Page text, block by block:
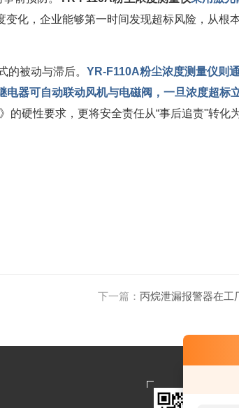
服务
变化，企业能够第一时间发现超标风险，从根
的被动与滞后。YR-F110A粉尘浓度测量仪则
电器可自动联动风机与电磁阀，一旦浓度超标
硬性要求，更将安全责任从“事后追责"转化
下一篇： 丙烷泄漏报警器在工